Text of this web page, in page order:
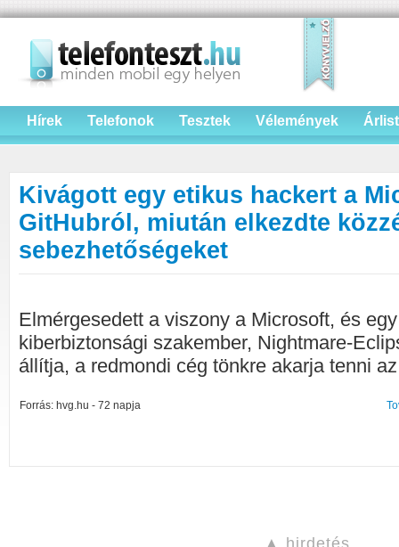
Hírek Telefonok Tesztek Vélemények
Kivágott egy etikus hackert a
GitHubról, miután elkezdte
sebezhetőségeket
Elmérgesedett a viszony a Microsoft, és
kiberbiztonsági szakember, Nightmare-
állítja, a redmondi cég tönkre akarja tenni
Forrás: hvg.hu - 72 napja
▲ hirdetés